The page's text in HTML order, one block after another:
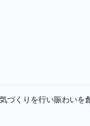
くりを行い賑わい